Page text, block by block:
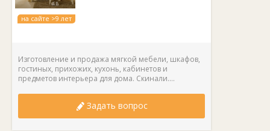
на сайте >9 лет
Изготовление и продажа мягкой мебели, шкафов,
гостиных, прихожих, кухонь, кабинетов и
предметов интерьера для дома. Скинали....
Задать вопрос